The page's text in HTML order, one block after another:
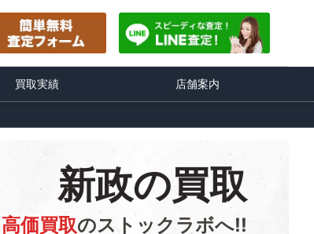
買取実績 店舗案内
新政の買取
高価買取のストックラボへ!!